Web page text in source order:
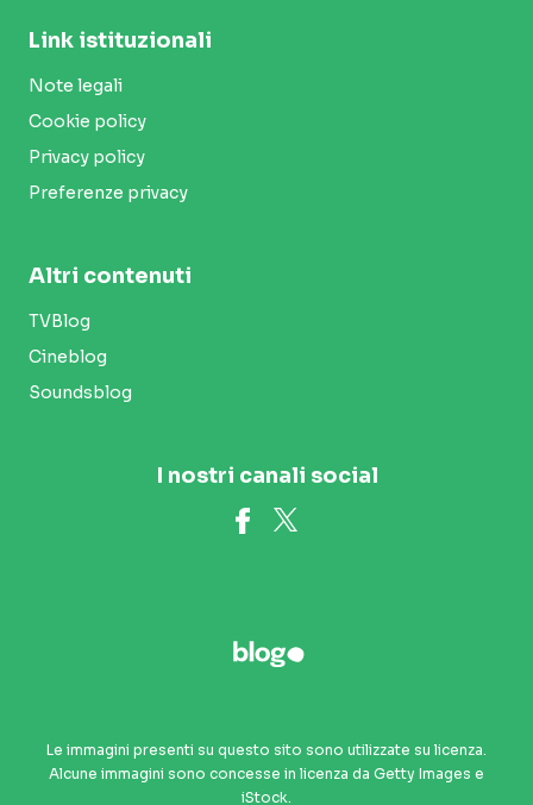
Link istituzionali
Note legali
Cookie policy
Privacy policy
Preferenze privacy
Altri contenuti
TVBlog
Cineblog
Soundsblog
I nostri canali social
Le immagini presenti su questo sito sono utilizzate su licenza.
Alcune immagini sono concesse in licenza da Getty Images e
iStock.